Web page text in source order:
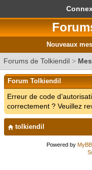
Nouveaux
Forums de Tolkiendil >
Forum Tolkiendil
Erreur de code
correctement ? Veuillez
tolkiendil
Powered by MyBB